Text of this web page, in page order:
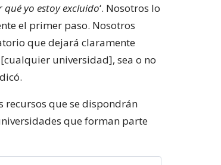
yo estoy excluido‘. Nosotros lo
el primer paso. Nosotros
que dejará claramente
universidad], sea o no
que se dispondrán
que forman parte